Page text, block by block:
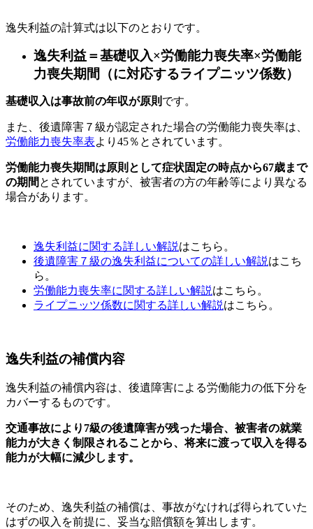
逸失利益の計算式は以下のとおりです。
逸失利益＝基礎収入×労働能力喪失率×労働能
力喪失期間（に対応するライプニッツ係数）
基礎収入は事故前の年収が原則 です。
また、後遺障害７級が認定された場合の労働能力喪失率は、
労働能力喪失率表より45％とされています。
労働能力喪失期間は原則として症状固定の時点から67歳まで
の期間 とされていますが、被害者の方の年齢等により異なる
場合があります。
逸失利益に関する詳しい解説はこちら。
後遺障害７級の逸失利益についての詳しい解説はこち
ら。
労働能力喪失率に関する詳しい解説はこちら。
ライプニッツ係数に関する詳しい解説はこちら。
逸失利益の補償内容
逸失利益の補償内容は、後遺障害による労働能力の低下分を
カバーするものです。
交通事故により7級の後遺障害が残った場合、被害者の就業
能力が大きく制限されることから、将来に渡って収入を得る
能力が大幅に減少します。
そのため、逸失利益の補償は、事故がなければ得られていた
はずの収入を前提に、妥当な賠償額を算出します。